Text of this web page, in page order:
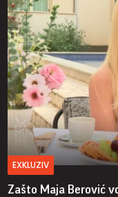
EXKLUZIV
Zašto Maja Berović